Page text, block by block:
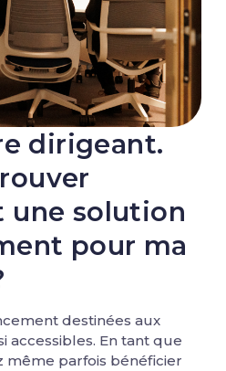
dirigeant.
une solution
pour ma
destinées aux
accessibles. En tant que
même parfois bénéficier